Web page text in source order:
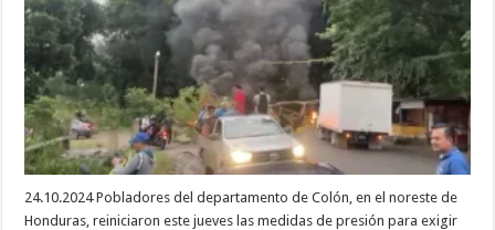
24.10.2024 Pobladores del departamento de Colón, en el noreste de
Honduras, reiniciaron este jueves las medidas de presión para exigir